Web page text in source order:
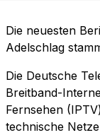
Die neuesten
Adelschlag
Die Deutsche
Breitband-
Fernsehen
technische